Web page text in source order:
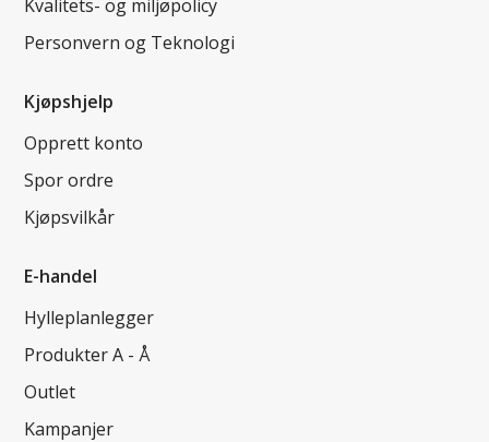
Kvalitets- og miljøpolicy
Personvern og Teknologi
Kjøpshjelp
Opprett konto
Spor ordre
Kjøpsvilkår
E-handel
Hylleplanlegger
Produkter A - Å
Outlet
Kampanjer